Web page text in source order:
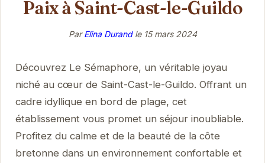
Paix à Saint-Cast-le-Guildo
ParElina Durandle 15 mars 2024
Découvrez Le Sémaphore, un véritable joyau
niché au cœur de Saint-Cast-le-Guildo. Offrant un
cadre idyllique en bord de plage, cet
établissement vous promet un séjour inoubliable.
Profitez du calme et de la beauté de la côte
bretonne dans un environnement confortable et